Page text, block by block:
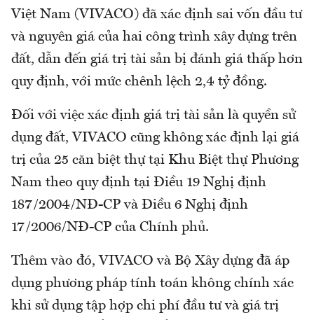
Việt Nam (VIVACO) đã xác định sai vốn đầu tư
và nguyên giá của hai công trình xây dựng trên
đất, dẫn đến giá trị tài sản bị đánh giá thấp hơn
quy định, với mức chênh lệch 2,4 tỷ đồng.
Đối với việc xác định giá trị tài sản là quyền sử
dụng đất, VIVACO cũng không xác định lại giá
trị của 25 căn biệt thự tại Khu Biệt thự Phương
Nam theo quy định tại Điều 19 Nghị định
187/2004/NĐ-CP và Điều 6 Nghị định
17/2006/NĐ-CP của Chính phủ.
Thêm vào đó, VIVACO và Bộ Xây dựng đã áp
dụng phương pháp tính toán không chính xác
khi sử dụng tập hợp chi phí đầu tư và giá trị